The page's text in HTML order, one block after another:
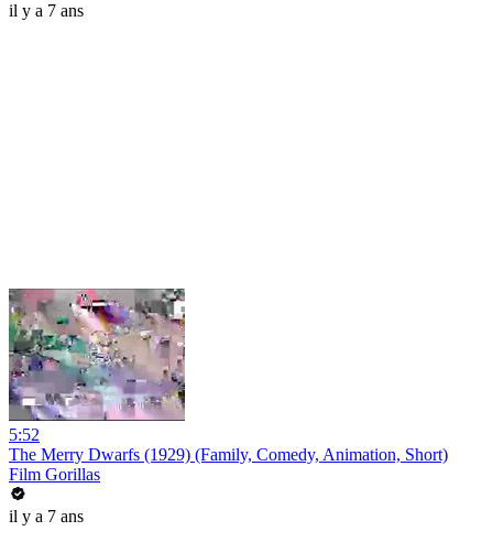
il y a 7 ans
5:52
The Merry Dwarfs (1929) (Family, Comedy, Animation, Short)
Film Gorillas
il y a 7 ans